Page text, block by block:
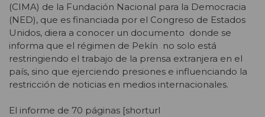
(CIMA) de la Fundación Nacional para la Democracia
(NED), que es financiada por el Congreso de Estados
Unidos, diera a conocer un documento donde se
informa que el régimen de Pekín no solo está
restringiendo el trabajo de la prensa extranjera en el
país, sino que ejerciendo presiones e influenciando la
restricción de noticias en medios internacionales.
El informe de 70 páginas [shorturl